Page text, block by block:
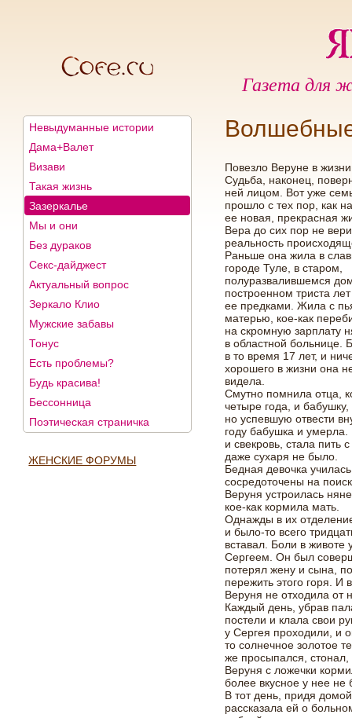
Газета для
Невыдуманные истории
Дама+Валет
Визави
Такая жизнь
Зазеркалье
Мы и они
Без дураков
Секс-дайджест
Актуальный вопрос
Зеркало Клио
Мужские забавы
Тонус
Есть проблемы?
Будь красива!
Бессонница
Поэтическая страничка
ЖЕНСКИЕ ФОРУМЫ
Повезло Веруне в
Судьба, наконец,
ней лицом. Вот уже
прошло с тех пор, как
ее новая, прекрасная
Вера до сих пор не
реальность
Раньше она жила в
городе Туле, в старом,
полуразвалившемся
построенном триста
ее предками. Жила с
матерью, кое-как
на скромную зарплату
в областной больнице.
в то время 17 лет, и
хорошего в жизни она
видела.
Смутно помнила отца,
четыре года, и
но успевшую отвести
году бабушка и
и свекровь, стала пить
даже сухаря не было.
Бедная девочка
сосредоточены на
Веруня устроилась
кое-как кормила мать.
Однажды в их
и было-то всего
вставал. Боли в
Сергеем. Он был
потерял жену и сына,
пережить этого горя. И
Веруня не отходила от
Каждый день, убрав
постели и клала свои
у Сергея проходили, и
то солнечное золотое
же просыпался,
Веруня с ложечки
более вкусное у нее не
В тот день, придя
рассказала ей о